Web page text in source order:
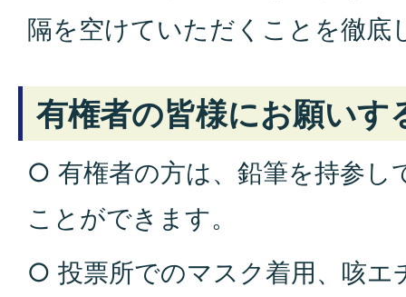
隔を空けていただくことを徹底
有権者の皆様にお願いす
○ 有権者の方は、鉛筆を持参し
ことができます。
○ 投票所でのマスク着用、咳エ